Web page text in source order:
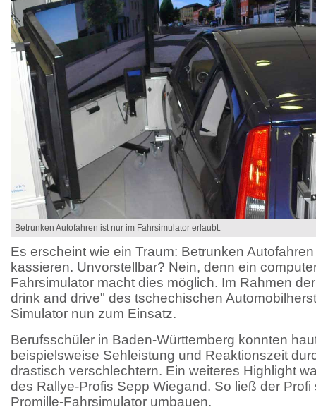
Betrunken Autofahren ist nur im Fahrsimulator erlaubt.
Es erscheint wie ein Traum: Betrunken
kassieren. Unvorstellbar? Nein, denn ein
Fahrsimulator macht dies möglich. Im Rahmen
drink and drive" des tschechischen
Simulator nun zum Einsatz.
Berufsschüler in Baden-Württemberg konnten
beispielsweise Sehleistung und Reaktionszeit
drastisch verschlechtern. Ein weiteres Highlight
des Rallye-Profis Sepp Wiegand. So ließ der
Promille-Fahrsimulator umbauen.